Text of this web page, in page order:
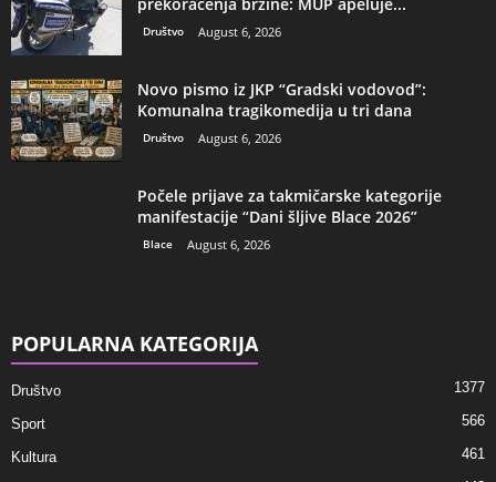
prekoračenja brzine: MUP apeluje...
Društvo August 6, 2026
Novo pismo iz JKP “Gradski vodovod”:
Komunalna tragikomedija u tri dana
Društvo August 6, 2026
Počele prijave za takmičarske kategorije
manifestacije “Dani šljive Blace 2026”
Blace August 6, 2026
POPULARNA KATEGORIJA
Društvo 1377
Sport 566
Kultura
461